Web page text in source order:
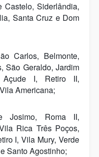
Castelo, Siderlândia,
Santa Cruz e Dom
Carlos, Belmonte,
São Geraldo, Jardim
I, Retiro II,
Americana;
Josimo, Roma II,
Rica Três Poços,
I, Vila Mury, Verde
Santo Agostinho;